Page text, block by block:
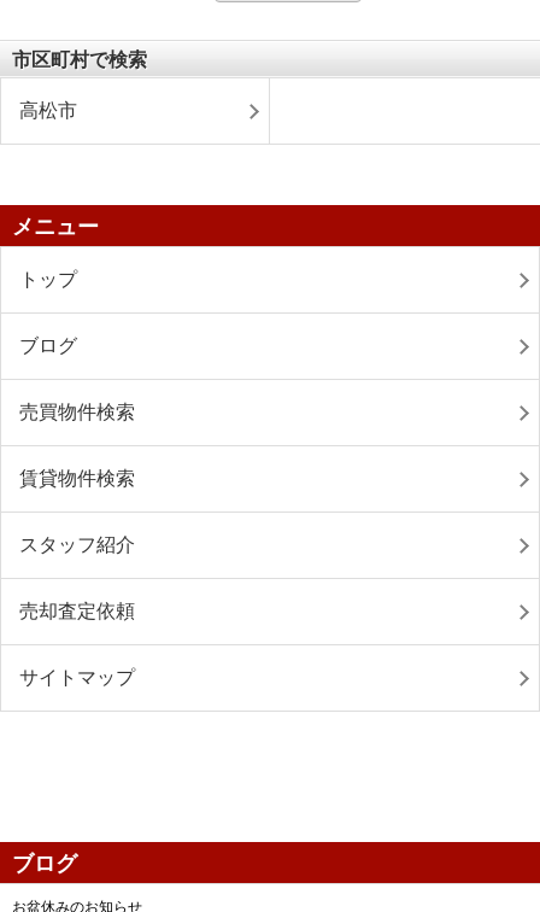
市区町村で検索
高松市
メニュー
トップ
ブログ
売買物件検索
賃貸物件検索
スタッフ紹介
売却査定依頼
サイトマップ
ブログ